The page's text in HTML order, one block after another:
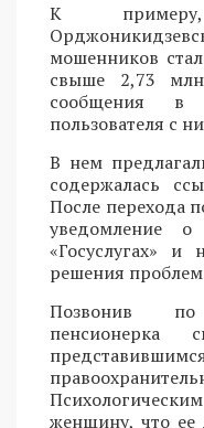
К
мошенников
свыше 2,73
сообщения в
пользователя с
В нем
содержалась
После перехода
уведомление
«Госуслугах»
решения
Позвонив
пенсионерка
женщину, что ее